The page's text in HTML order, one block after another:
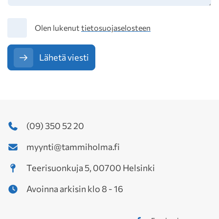
TietosuojaOlen lukenut tietosuojaselosteen
Lähetä viesti
(09) 350 52 20
myynti@tammiholma.fi
Teerisuonkuja 5, 00700 Helsinki
Avoinna arkisin klo 8 - 16